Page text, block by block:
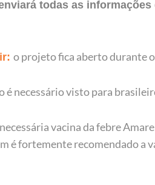
todas as
o projeto fica aberto durante
é necessário visto para
vacina da febre
é fortemente recomendado a